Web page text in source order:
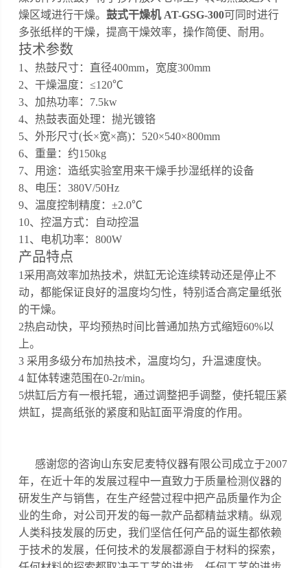
燥区域进行干燥。鼓式干燥机 AT-GSG-300可同时进行
多张纸样的干燥，提高干燥效率，操作简便、耐用。
技术参数
1、热鼓尺寸：直径400mm，宽度300mm
2、干燥温度：≤120℃
3、加热功率： 7.5kw
4、 热鼓表面处理：抛光镀铬
5、外形尺寸(长×宽×高)： 520×540×800mm
6、重量：约1 50kg
7、用途：造纸实验室用来干燥手抄湿纸样的设备
8、 电压：380V/50Hz
9、 温度控制精度：±2.0℃
10、控温方式：自动控温
11、 电机功率：800W
产品特点
1采用高效率加热技术，烘缸无论连续转动还是停止不
动，都能保证良好的温度均匀性，特别适合高定量纸张
的干燥。
2热启动快，平均预热时间比普通加热方式缩短60%以
上。
3 采用多级分布加热技术，温度均匀，升温速度快。
4 缸体转速范围在0-2r/min。
5烘缸后方有一根托辊，通过调整把手调整，使托辊压紧
烘缸，提高纸张的紧度和贴缸面平滑度的作用。
感谢您的咨询山东安尼麦特仪器有限公司成立于2007
年，在近十年的发展过程中一直致力于质量检测仪器的
研发生产与销售，在生产经营过程中把产品质量作为企
业的生命，对公司开发的每一款产品都精益求精。纵观
人类科技发展的历史，我们坚信任何产品的诞生都依赖
于技术的发展，任何技术的发展都源自于材料的探索，